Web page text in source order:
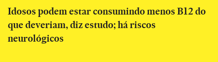
Idosos podem estar consumindo menos B12 do
que deveriam, diz estudo; há riscos
neurológicos